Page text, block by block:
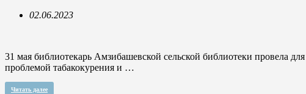
02.06.2023
31 мая библиотекарь Амзибашевской сельской библиотеки провела
проблемой табакокурения и …
Читать далее